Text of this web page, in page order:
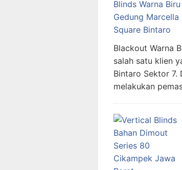
Blackout Warna
salah satu klien
Bintaro Sektor 7.
melakukan